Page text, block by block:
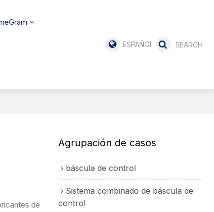
ESPAÑOL
de
Agrupación de casos
báscula de control
Sistema combinado de báscula de
control